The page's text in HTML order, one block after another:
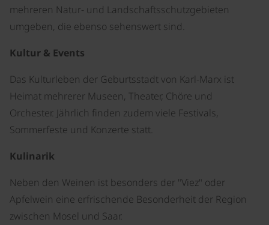
mehreren Natur- und Landschaftsschutzgebieten
umgeben, die ebenso sehenswert sind.
Kultur & Events
Das Kulturleben der Geburtsstadt von Karl-Marx ist
Heimat mehrerer Museen, Theater, Chöre und
Orchester. Jährlich finden zudem viele Festivals,
Sommerfeste und Konzerte statt.
Kulinarik
Neben den Weinen ist besonders der "Viez" oder
Apfelwein eine erfrischende Besonderheit der Region
zwischen Mosel und Saar.